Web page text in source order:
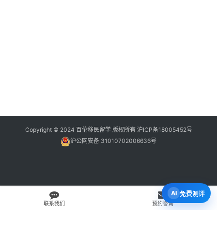
Copyright © 2024 百伦移民留学 版权所有 沪ICP备18005452号
沪公网安备 31010702006636号
联系我们 预约咨询
免费测评